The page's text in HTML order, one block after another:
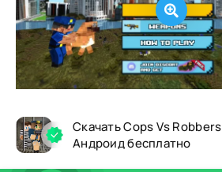
Скачать Cops Vs
Андроид бесплатно